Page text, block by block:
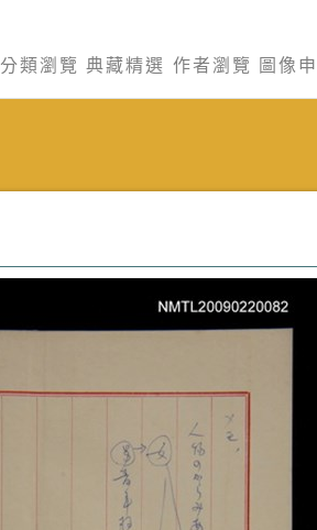
分類瀏覽 典藏精選 作者瀏覽 圖像